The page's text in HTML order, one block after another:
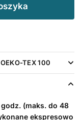
TEX 100
(maks. do 48
ekspresowo